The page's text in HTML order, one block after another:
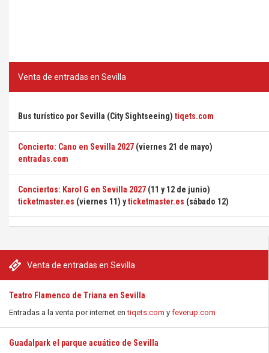
Venta de entradas en Sevilla
Teatro Flamenco de Triana en Sevilla
Entradas a la venta por internet entiqets.com y feverup.com
Guadalpark el parque acuático de Sevilla
Venta de entradas en Sevilla
Bus turístico por Sevilla (City Sightseeing) tiqets.com
Concierto: Cano en Sevilla 2027 (viernes 21 de mayo)
entradas.com
Conciertos: Karol G en Sevilla 2027 (11 y 12 de junio)
ticketmaster.es (viernes 11) yticketmaster.es (sábado 12)